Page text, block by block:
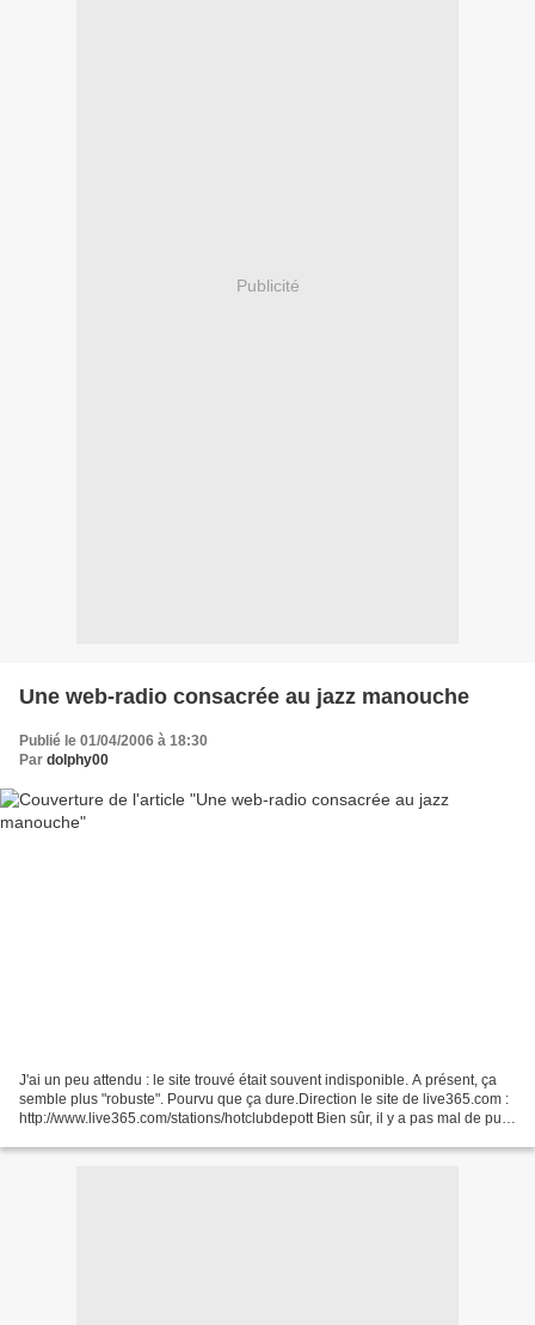
Publicité
Une web-radio consacrée au jazz manouche
Publié le 01/04/2006 à 18:30
Par dolphy00
J'ai un peu attendu : le site trouvé était souvent indisponible. A présent, ça
semble plus "robuste". Pourvu que ça dure.Direction le site de live365.com :
http://www.live365.com/stations/hotclubdepott Bien sûr, il y a pas mal de pub,